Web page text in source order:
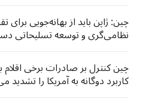
چین: ژاپن باید از بهانه‌جویی برای
نظامی‌گری و توسعه تسلیحاتی
بردارد
چین کنترل بر صادرات برخی اقلام
کاربرد دوگانه به آمریکا را تشدید